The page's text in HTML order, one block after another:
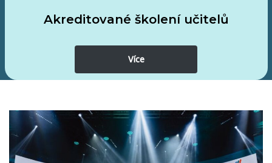
Akreditované školení učitelů
Více